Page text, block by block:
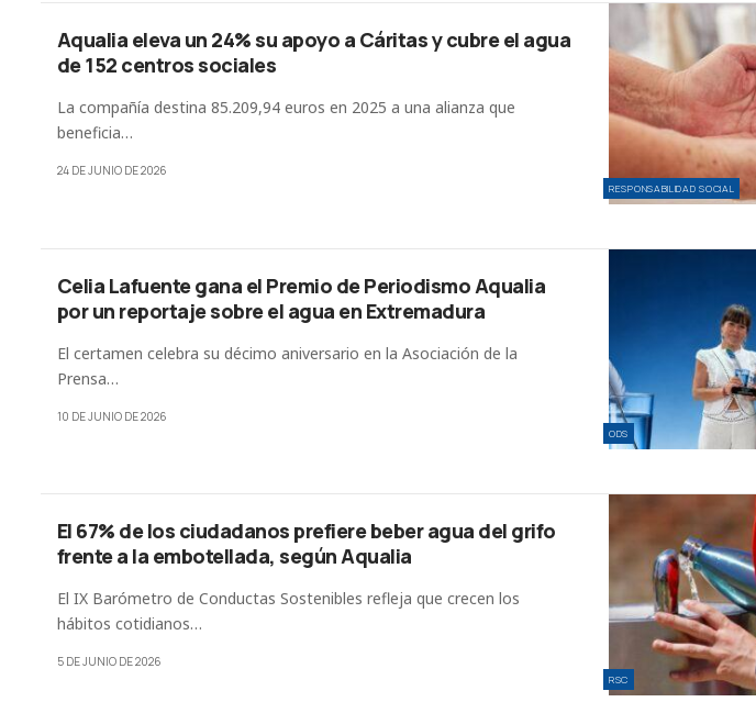
RESPONSABILIDAD SOCIAL
Aqualia eleva un 24% su apoyo a Cáritas y cubre el agua
de 152 centros sociales
La compañía destina 85.209,94 euros en 2025 a una alianza que
beneficia…
24 DE JUNIO DE 2026
ODS
Celia Lafuente gana el Premio de Periodismo Aqualia
por un reportaje sobre el agua en Extremadura
El certamen celebra su décimo aniversario en la Asociación de la
Prensa…
10 DE JUNIO DE 2026
RSC
El 67% de los ciudadanos prefiere beber agua del grifo
frente a la embotellada, según Aqualia
El IX Barómetro de Conductas Sostenibles refleja que crecen los
hábitos cotidianos…
5 DE JUNIO DE 2026